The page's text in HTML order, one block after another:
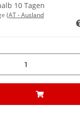
10 Tagen
(AT - Ausland